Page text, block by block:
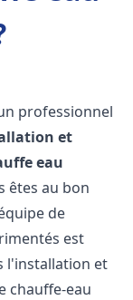
professionnel
et
eau
êtes au bon
de
est
l'installation et
chauffe-eau